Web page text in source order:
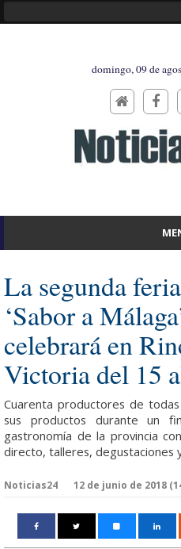
domingo, 09 de
La segunda
‘Sabor a
celebrará en
Victoria del 15
Cuarenta productores de
sus productos durante un
gastronomía de la provincia
directo, talleres, degustaciones
Noticias24 12 de junio de 2018